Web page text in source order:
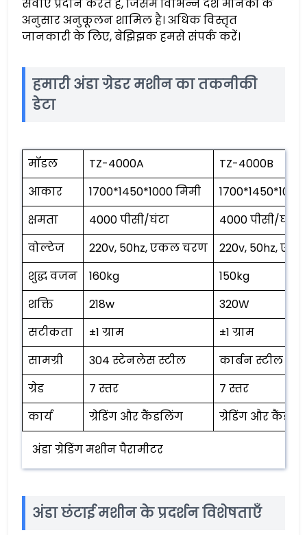
सेवाएँ प्रदान करते हैं, जिसमें विभिन्न देश मानकों के
अनुसार अनुकूलन शामिल है। अधिक विस्तृत
जानकारी के लिए, बेझिझक हमसे संपर्क करें।
हमारी अंडा ग्रेडर मशीन का तकनीकी
डेटा
मॉडल TZ-4000A
TZ-4000B
आकार
1700*1450*1000 मिमी
1700*1450*1000
क्षमता
4000 पीसी/घंटा
4000 पीसी/घंटा
वोल्टेज
220v, 50hz, एकल चरण
220v, 50hz,
शुद्ध वजन
160kg
150kg
शक्ति
218w
320W
सटीकता
±1 ग्राम
±1 ग्राम
सामग्री
304 स्टेनलेस स्टील
कार्बन स्टील
ग्रेड
7 स्तर
7 स्तर
कार्य
ग्रेडिंग और कैंडलिंग ग्रेडिंग और
अंडा ग्रेडिंग मशीन पैरामीटर
अंडा छंटाई मशीन के प्रदर्शन विशेषताएँ